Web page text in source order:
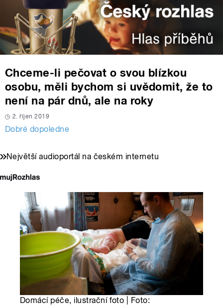
Chceme-li pečovat o svou blízkou
osobu, měli bychom si uvědomit, že to
není na pár dnů, ale na roky
2. říjen 2019
Dobré dopoledne
Největší audioportál na českém internetu
Domácí péče, ilustrační foto | Foto: